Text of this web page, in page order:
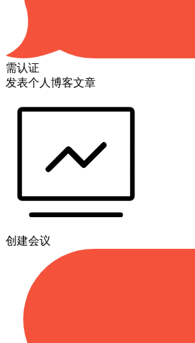
需认证
发表个人博客文章
创建会议